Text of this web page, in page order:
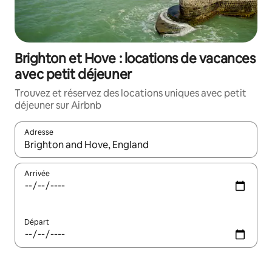
Brighton et Hove : locations de vacances
avec petit déjeuner
Trouvez et réservez des locations uniques avec petit
déjeuner sur Airbnb
Adresse
Lorsque les résultats s'affichent, utilisez les flèches vers le
Arrivée
Départ